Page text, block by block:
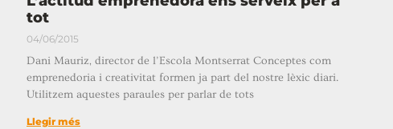
tot
04/06/2015
Dani Mauriz, director de l’Escola Montserrat Conceptes com
emprenedoria i creativitat formen ja part del nostre lèxic diari.
Utilitzem aquestes paraules per parlar de tots
Llegir més